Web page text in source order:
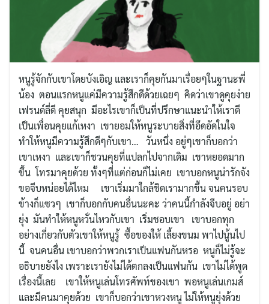
หนูรู้จักกับเขาโดยบังเอิญ และเราก็คุยกันมาเรื่อยๆในฐานะพี่
น้อง ตอนแรกหนูแค่มีความรู้สึกดีด้วยเฉยๆ คิดว่าเขาดูคุยง่าย
เฟรนด์ลี่ดี คุยสนุก มีอะไรเขาก็เป็นที่ปรึกษาแนะนำให้เราดี
เป็นเพื่อนคุยแก้เหงา เขายอมให้หนูระบายสิ่งที่อึดอัดในใจ
ทำให้หนูมีความรู้สึกดีๆกับเขา… วันหนึ่ง อยู่ๆเขาก็บอกว่า
เขาเหงา และเขาก็ชวนคุยที่แปลกไปจากเดิม เขาหยอดมาก
ขึ้น โทรมาคุยด้วย ทั้งๆที่แต่ก่อนก็ไม่เคย เขาบอกหนูน่ารักจัง
ขอจีบหน่อยได้ไหม เขาเริ่มมาใกล้ชิดเรามากขึ้น จนคนรอบ
ข้างก็แซวๆ เขาก็บอกกับคนอื่นนะคะ ว่าคนนี้กำลังจีบอยู่ อย่า
ยุ่ง มันทำให้หนูหวั่นไหวกับเขา เริ่มชอบเขา เขาบอกทุก
อย่างเกี่ยวกับตัวเขาให้หนูรู้ ซื้อของให้ เลี้ยงขนม พาไปนู้นไป
นี้ จนคนอื่น เขาบอกว่าพวกเราเป็นแฟนกันหรอ หนูก็ไม่รู้จะ
อธิบายยังไง เพราะเรายังไม่ได้ตกลงเป็นแฟนกัน เขาไม่ได้พูด
เรื่องนี้เลย เขาให้หนูเล่นโทรศัพท์ของเขา พอหนูเล่นเกมส์
และมีคนมาคุยด้วย เขาก็บอกว่าเขาหวงหนู ไม่ให้หนูยุ่งด้วย